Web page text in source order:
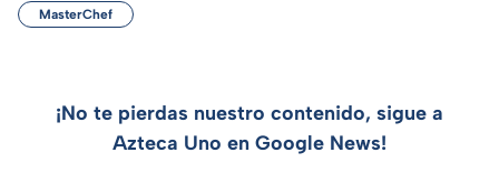
MasterChef
¡No te pierdas nuestro contenido, sigue a
Azteca Uno en Google News!